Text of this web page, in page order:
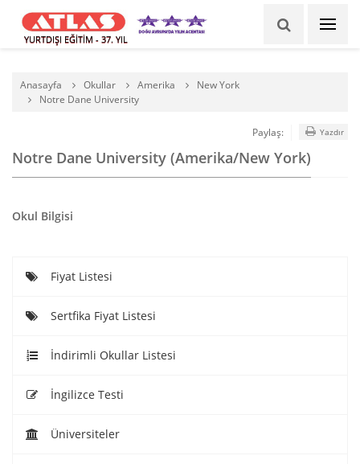
YURTDIŞI EĞİTİM - 37. YIL
Anasayfa Okullar Amerika
New York
Notre Dane University
Notre Dane University (Amerika/New York)
Paylaş: Yazdır
Okul Bilgisi
Fiyat Listesi
Sertfika Fiyat Listesi
İndirimli Okullar Listesi
İngilizce Testi
Üniversiteler